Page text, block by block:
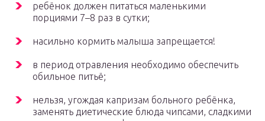
ребёнок должен питаться маленькими
порциями 7–8 раз в сутки;
насильно кормить малыша запрещается!
в период отравления необходимо обеспечить
обильное питьё;
нельзя, угождая капризам больного ребёнка,
заменять диетические блюда чипсами, сладкими